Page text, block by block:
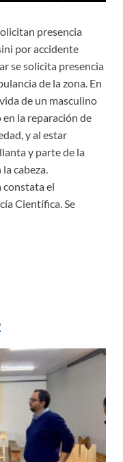
presencia
por accidente
se solicita presencia
de la zona. En
de un masculino
la reparación de
y al estar
y parte de la
cabeza.
constata el
Científica. Se